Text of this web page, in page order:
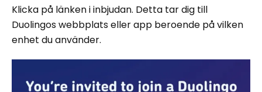
Klicka på länken i inbjudan. Detta tar dig till
Duolingos webbplats eller app beroende på vilken
enhet du använder.